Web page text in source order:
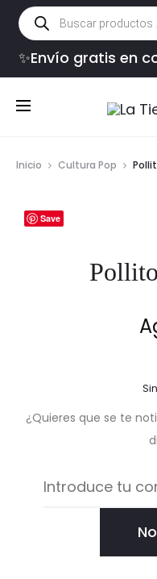
Búsqueda
de
productos
✨Envío gratis en
Inicio Cultura Pop
Save
¿Quieres que se te